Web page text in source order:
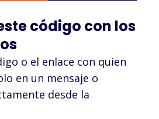
código con los
o el enlace con quien
en un mensaje o
desde la